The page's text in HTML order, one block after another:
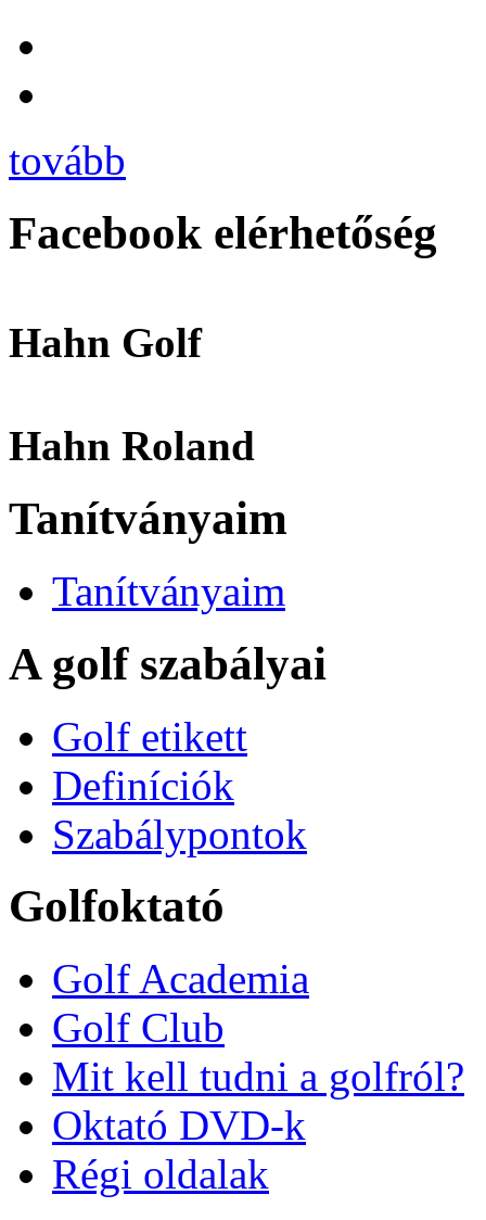
tovább
Facebook elérhetőség
Hahn Golf
Hahn Roland
Tanítványaim
Tanítványaim
A golf szabályai
Golf etikett
Definíciók
Szabálypontok
Golfoktató
Golf Academia
Golf Club
Mit kell tudni a golfról?
Oktató DVD-k
Régi oldalak